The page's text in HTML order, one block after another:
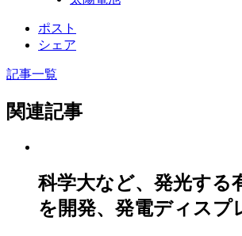
ポスト
シェア
記事一覧
関連記事
科学大など、発光する
を開発、発電ディスプ